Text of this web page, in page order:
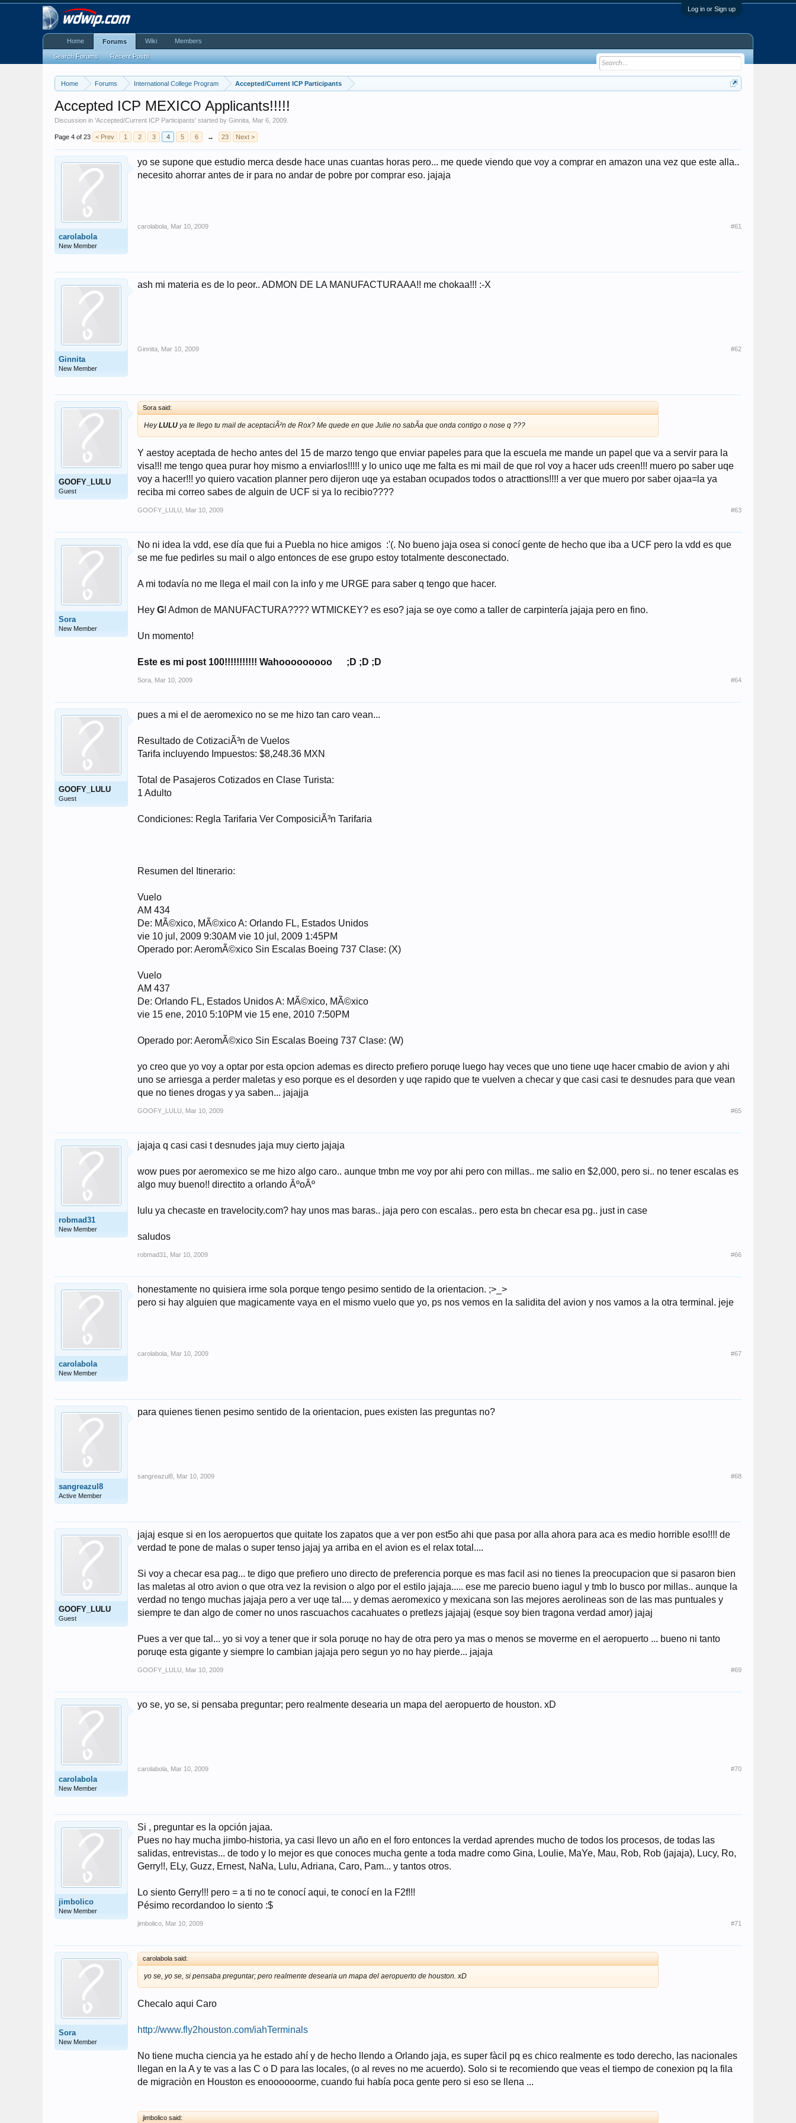
Log in or Sign up
Home Forums International College Program Accepted/Current ICP Participants
Accepted ICP MEXICO Applicants!!!!!
Discussion in 'Accepted/Current ICP Participants' started byGinnita Mar 6, 2009
Page 4 of 23 < Prev 1 2 3 4 5 6 → 23 Next >
carolabola
New Member
yo se supone que estudio merca desde hace unas cuantas horas pero... me quede viendo que voy a comprar en amazon una vez que este alla..
necesito ahorrar antes de ir para no andar de pobre por comprar eso. jajaja
carolabola Mar 10, 2009 #61
Ginnita
New Member
ash mi materia es de lo peor.. ADMON DE LA MANUFACTURAAA!! me chokaa!!! :-X
Ginnita Mar 10, 2009 #62
GOOFY_LULU
Guest
Sora said:
HeyLULUya te llego tu mail de aceptaciÃ²n de Rox? Me quede en que Julie no sabÃ­a que onda contigo o nose q ???
Y aestoy aceptada de hecho antes del 15 de marzo tengo que enviar papeles para que la escuela me mande un papel que va a servir para la
visa!!! me tengo quea purar hoy mismo a enviarlos!!!!! y lo unico uqe me falta es mi mail de que rol voy a hacer uds creen!!! muero po saber uqe
voy a hacer!!! yo quiero vacation planner pero dijeron uqe ya estaban ocupados todos o atracttions!!!! a ver que muero por saber ojaa=la ya
reciba mi correo sabes de alguin de UCF si ya lo recibio????
GOOFY_LULU Mar 10, 2009 #63
Sora
New Member
No ni idea la vdd, ese día que fui a Puebla no hice amigos :'(. No bueno jaja osea si conocí gente de hecho que iba a UCF pero la vdd es que
se me fue pedirles su mail o algo entonces de ese grupo estoy totalmente desconectado.
A mi todavía no me llega el mail con la info y me URGE para saber q tengo que hacer.
HeyG! Admon de MANUFACTURA???? WTMICKEY? es eso? jaja se oye como a taller de carpintería jajaja pero en fino.
Un momento!
Este es mi post 100!!!!!!!!!!! Wahooooooooo ;D ;D ;D
Sora Mar 10, 2009 #64
GOOFY_LULU
Guest
pues a mi el de aeromexico no se me hizo tan caro vean...
Resultado de CotizaciÃ³n de Vuelos
Tarifa incluyendo Impuestos: $8,248.36 MXN
Total de Pasajeros Cotizados en Clase Turista:
1 Adulto
Condiciones: Regla Tarifaria Ver ComposiciÃ³n Tarifaria
Resumen del Itinerario:
Vuelo
AM 434
De: MÃ©xico, MÃ©xico A: Orlando FL, Estados Unidos
vie 10 jul, 2009 9:30AM vie 10 jul, 2009 1:45PM
Operado por: AeromÃ©xico Sin Escalas Boeing 737 Clase: (X)
Vuelo
AM 437
De: Orlando FL, Estados Unidos A: MÃ©xico, MÃ©xico
vie 15 ene, 2010 5:10PM vie 15 ene, 2010 7:50PM
Operado por: AeromÃ©xico Sin Escalas Boeing 737 Clase: (W)
yo creo que yo voy a optar por esta opcion ademas es directo prefiero poruqe luego hay veces que uno tiene uqe hacer cmabio de avion y ahi
uno se arriesga a perder maletas y eso porque es el desorden y uqe rapido que te vuelven a checar y que casi casi te desnudes para que vean
que no tienes drogas y ya saben... jajajja
GOOFY_LULU Mar 10, 2009 #65
robmad31
New Member
jajaja q casi casi t desnudes jaja muy cierto jajaja
wow pues por aeromexico se me hizo algo caro.. aunque tmbn me voy por ahi pero con millas.. me salio en $2,000, pero si.. no tener escalas es
algo muy bueno!! directito a orlando ÂºoÂº
lulu ya checaste en travelocity.com? hay unos mas baras.. jaja pero con escalas.. pero esta bn checar esa pg.. just in case
saludos
robmad31 Mar 10, 2009 #66
carolabola
New Member
honestamente no quisiera irme sola porque tengo pesimo sentido de la orientacion. ;>_>
pero si hay alguien que magicamente vaya en el mismo vuelo que yo, ps nos vemos en la salidita del avion y nos vamos a la otra terminal. jeje
carolabola Mar 10, 2009 #67
sangreazul8
Active Member
para quienes tienen pesimo sentido de la orientacion, pues existen las preguntas no?
sangreazul8 Mar 10, 2009 #68
GOOFY_LULU
Guest
jajaj esque si en los aeropuertos que quitate los zapatos que a ver pon est5o ahi que pasa por alla ahora para aca es medio horrible eso!!!! de
verdad te pone de malas o super tenso jajaj ya arriba en el avion es el relax total....
Si voy a checar esa pag... te digo que prefiero uno directo de preferencia porque es mas facil asi no tienes la preocupacion que si pasaron bien
las maletas al otro avion o que otra vez la revision o algo por el estilo jajaja..... ese me parecio bueno iagul y tmb lo busco por millas.. aunque la
verdad no tengo muchas jajaja pero a ver uqe tal.... y demas aeromexico y mexicana son las mejores aerolineas son de las mas puntuales y
siempre te dan algo de comer no unos rascuachos cacahuates o pretlezs jajajaj (esque soy bien tragona verdad amor) jajaj
Pues a ver que tal... yo si voy a tener que ir sola poruqe no hay de otra pero ya mas o menos se moverme en el aeropuerto ... bueno ni tanto
poruqe esta gigante y siempre lo cambian jajaja pero segun yo no hay pierde... jajaja
GOOFY_LULU Mar 10, 2009 #69
carolabola
New Member
yo se, yo se, si pensaba preguntar; pero realmente desearia un mapa del aeropuerto de houston. xD
carolabola Mar 10, 2009 #70
jimbolico
New Member
Si , preguntar es la opción jajaa.
Pues no hay mucha jimbo-historia, ya casi llevo un año en el foro entonces la verdad aprendes mucho de todos los procesos, de todas las
salidas, entrevistas... de todo y lo mejor es que conoces mucha gente a toda madre como Gina, Loulie, MaYe, Mau, Rob, Rob (jajaja), Lucy, Ro,
Gerry!!, ELy, Guzz, Ernest, NaNa, Lulu, Adriana, Caro, Pam... y tantos otros.
Lo siento Gerry!!! pero = a ti no te conocí aqui, te conocí en la F2f!!!
Pésimo recordandoo lo siento :$
jimbolico Mar 10, 2009 #71
Sora
New Member
carolabola said:
yo se, yo se, si pensaba preguntar; pero realmente desearia un mapa del aeropuerto de houston. xD
Checalo aqui Caro
http://www.fly2houston.com/iahTerminals
No tiene mucha ciencia ya he estado ahí y de hecho llendo a Orlando jaja, es super fàcil pq es chico realmente es todo derecho, las nacionales
llegan en la A y te vas a las C o D para las locales, (o al reves no me acuerdo). Solo si te recomiendo que veas el tiempo de conexion pq la fila
de migraciòn en Houston es enoooooorme, cuando fui había poca gente pero si eso se llena ...
jimbolico said:
Home Forums
Search Forums Recent Posts
Wiki Members